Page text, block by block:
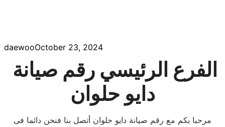
daewooOctober 23, 2024
الفرع الرئيسي رقم صيانة
دايو حلوان
مرحبا بكم مع رقم صيانة دايو حلوان أتصل بنا فنحن دائما فى